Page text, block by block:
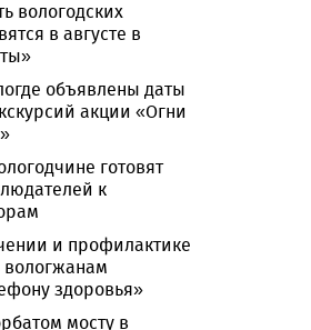
вологодских
в августе в
объявлены даты
акции «Огни
готовят
к
и профилактике
вологжанам
здоровья»
мосту в